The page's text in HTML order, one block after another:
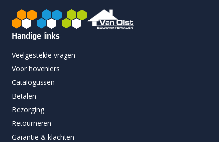
Handige links
Veelgestelde vragen
Voor hoveniers
Catalogussen
Betalen
Bezorging
Retourneren
Garantie & klachten